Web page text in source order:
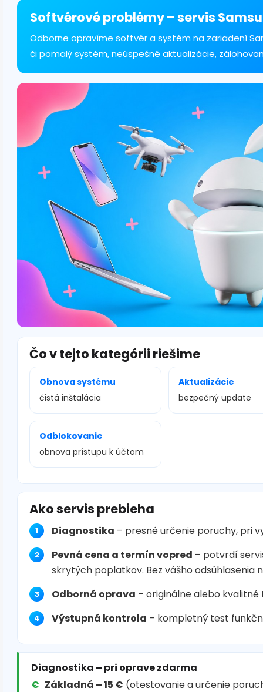
d
a
c
i
e
p
r
i
Softvérové problémy – servis
Odborne opravíme softvér a systém na zariadení
či pomalý systém, neúspešné aktualizácie,
Čo v tejto kategórii riešime
Obnova systému
čistá inštalácia
Aktualizácie
bezpečný update
Odblokovanie
obnova prístupu k účtom
Ako servis prebieha
Diagnostika – presné určenie poruchy, pri
Pevná cena a termín vopred – potvrdí
skrytých poplatkov. Bez vášho odsúhlasenia
Odborná oprava – originálne alebo kvalitné
Výstupná kontrola – kompletný test
Diagnostika – pri oprave zdarma
Základná – 15 € (otestovanie a určenie